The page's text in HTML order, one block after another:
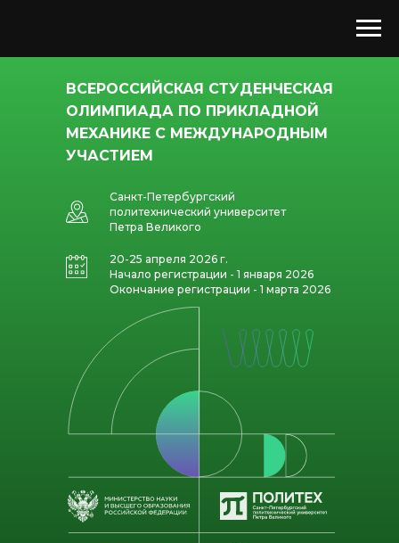
20-25 апреля 2026 г.
Начало регистрации - 1 января 2026
Окончание регистрации - 1 марта 2026
Санкт-Петербургский
политехнический университет
Петра Великого
ВСЕРОССИЙСКАЯ СТУДЕНЧЕСКАЯ
ОЛИМПИАДА ПО ПРИКЛАДНОЙ
МЕХАНИКЕ С МЕЖДУНАРОДНЫМ
УЧАСТИЕМ